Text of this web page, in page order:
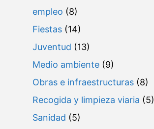
empleo (8)
Fiestas (14)
Juventud (13)
Medio ambiente (9)
Obras e infraestructuras (8)
Recogida y limpieza viaria (5)
Sanidad (5)